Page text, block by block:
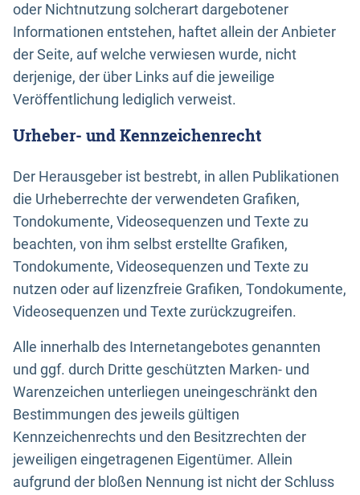
oder Nichtnutzung solcherart dargebotener
Informationen entstehen, haftet allein der Anbieter
der Seite, auf welche verwiesen wurde, nicht
derjenige, der über Links auf die jeweilige
Veröffentlichung lediglich verweist.
Urheber- und Kennzeichenrecht
Der Herausgeber ist bestrebt, in allen Publikationen
die Urheberrechte der verwendeten Grafiken,
Tondokumente, Videosequenzen und Texte zu
beachten, von ihm selbst erstellte Grafiken,
Tondokumente, Videosequenzen und Texte zu
nutzen oder auf lizenzfreie Grafiken, Tondokumente,
Videosequenzen und Texte zurückzugreifen.
Alle innerhalb des Internetangebotes genannten
und ggf. durch Dritte geschützten Marken- und
Warenzeichen unterliegen uneingeschränkt den
Bestimmungen des jeweils gültigen
Kennzeichenrechts und den Besitzrechten der
jeweiligen eingetragenen Eigentümer. Allein
aufgrund der bloßen Nennung ist nicht der Schluss